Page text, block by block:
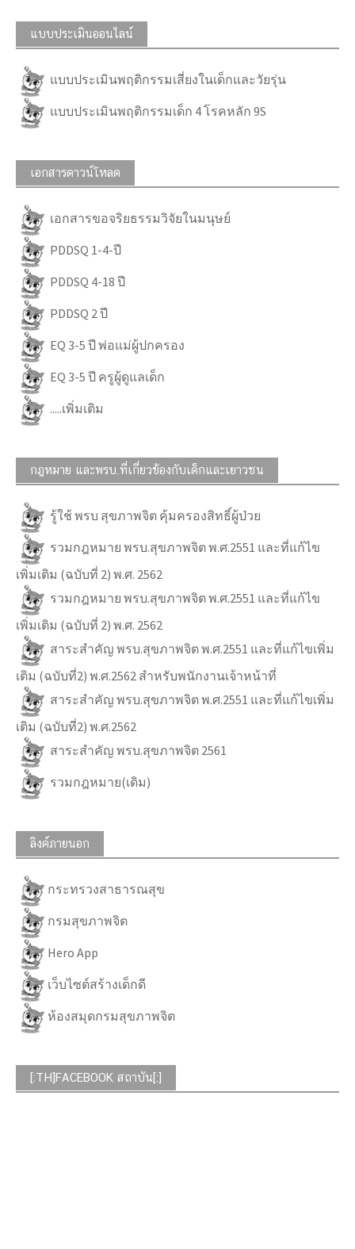
แบบประเมินออนไลน์
แบบประเมินพฤติกรรมเสี่ยงในเด็กและวัยรุ่น
แบบประเมินพฤติกรรมเด็ก 4 โรคหลัก 9S
เอกสารดาวน์โหลด
เอกสารขอจริยธรรมวิจัยในมนุษย์
PDDSQ 1-4-ปี
PDDSQ 4-18 ปี
PDDSQ 2 ปี
EQ 3-5 ปี พ่อแม่ผู้ปกครอง
EQ 3-5 ปี ครูผู้ดูแลเด็ก
.....เพิ่มเติม
กฎหมาย และพรบ.ที่เกี่ยวข้องกับเด็กและเยาวชน
รู้ใช้ พรบ สุขภาพจิต คุ้มครองสิทธิ์ผู้ป่วย
รวมกฎหมาย พรบ.สุขภาพจิต พ.ศ.2551 และที่แก้ไข
เพิ่มเติม (ฉบับที่ 2) พ.ศ. 2562
รวมกฎหมาย พรบ.สุขภาพจิต พ.ศ.2551 และที่แก้ไข
เพิ่มเติม (ฉบับที่ 2) พ.ศ. 2562
สาระสำคัญ พรบ.สุขภาพจิต พ.ศ.2551 และที่แก้ไขเพิ่ม
เติม (ฉบับที่2) พ.ศ.2562 สำหรับพนักงานเจ้าหน้าที่
สาระสำคัญ พรบ.สุขภาพจิต พ.ศ.2551 และที่แก้ไขเพิ่ม
เติม (ฉบับที่2) พ.ศ.2562
สาระสำคัญ พรบ.สุขภาพจิต 2561
รวมกฎหมาย(เดิม)
ลิงค์ภายนอก
กระทรวงสาธารณสุข
กรมสุขภาพจิต
Hero App
เว็บไซต์สร้างเด็กดี
ห้องสมุดกรมสุขภาพจิต
[:TH]FACEBOOK สถาบัน[:]